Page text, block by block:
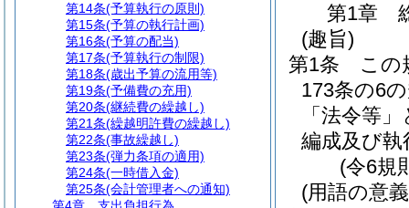
第1章
(趣旨)
第1条
この
173条の6
「法令等
編成及び
(令6規
(用語の意
第14条(予算執行の原則)
第15条(予算の執行計画)
第16条(予算の配当)
第17条(予算執行の制限)
第18条(歳出予算の流用等)
第19条(予備費の充用)
第20条(継続費の繰越し)
第21条(繰越明許費の繰越し)
第22条(事故繰越し)
第23条(弾力条項の適用)
第24条(一時借入金)
第25条(会計管理者への通知)